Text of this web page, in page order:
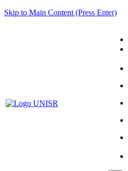
Skip to Main Content (Press Enter)